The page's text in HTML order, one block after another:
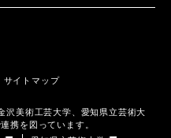
サイトマップ
沢美術工芸大学、愛知県立芸術大
携を図っています。